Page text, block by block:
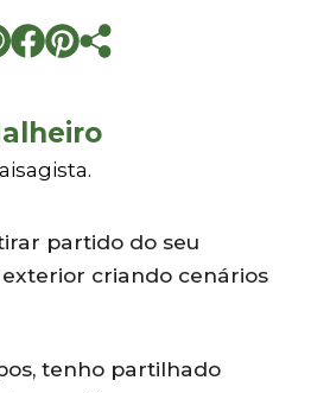
partido do seu
criando cenários
tenho partilhado